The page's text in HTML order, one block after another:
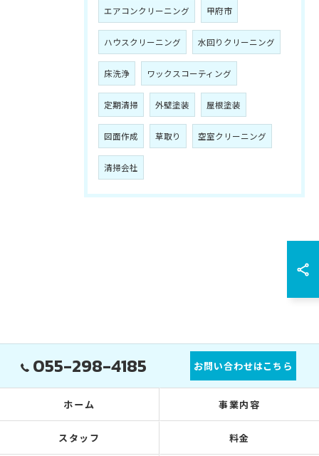
エアコンクリーニング 甲府市
ハウスクリーニング 水回りクリーニング
床洗浄 ワックスコーティング
定期清掃 外壁塗装 屋根塗装
図面作成 草取り 空室クリーニング
清掃会社
055-298-4185 お問い合わせはこちら
ホーム 事業内容
スタッフ 料金